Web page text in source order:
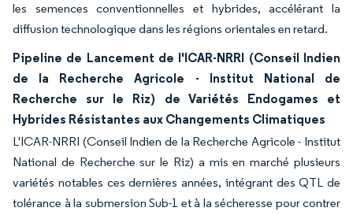
les semences conventionnelles et hybrides, accélérant la
diffusion technologique dans les régions orientales en retard.
Pipeline de Lancement de l'ICAR-NRRI (Conseil Indien
de la Recherche Agricole - Institut National de
Recherche sur le Riz) de Variétés Endogames et
Hybrides Résistantes aux Changements Climatiques
L'ICAR-NRRI (Conseil Indien de la Recherche Agricole - Institut
National de Recherche sur le Riz) a mis en marché plusieurs
variétés notables ces dernières années, intégrant des QTL de
tolérance à la submersion Sub-1 et à la sécheresse pour contrer